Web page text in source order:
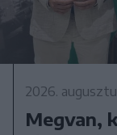
2026.
Megvan,